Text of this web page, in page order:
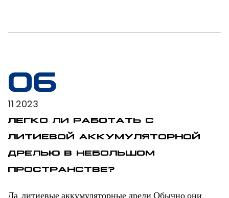
06
11 2023
ЛЕГКО ЛИ РАБОТАТЬ С
ЛИТИЕВОЙ АККУМУЛЯТОРНОЙ
ДРЕЛЬЮ В НЕБОЛЬШОМ
ПРОСТРАНСТВЕ?
Да, литиевые аккумуляторные дрели Обычно они